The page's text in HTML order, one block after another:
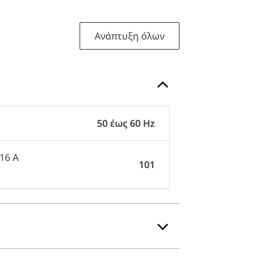
Ανάπτυξη όλων
50 έως 60 Hz
A
101